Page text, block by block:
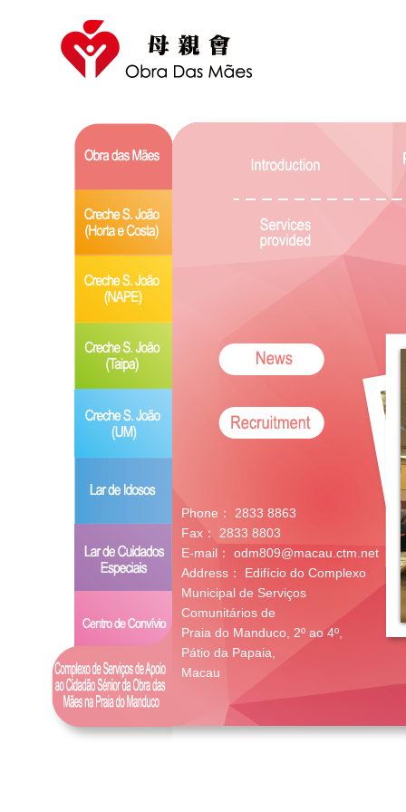
Phone：
2833 8863
Fax：
2833 8803
E-mail：
odm809@macau.ctm.net
Address：
Edifício do Complexo
Municipal de Serviços
Comunitários de
Praia do Manduco, 2º ao 4º,
Pátio da Papaia,
Macau